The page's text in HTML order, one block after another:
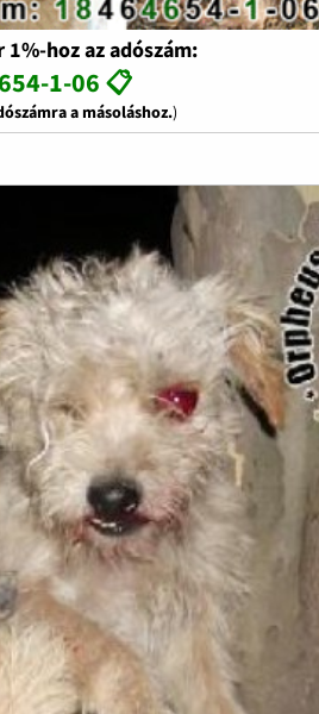
hoz az adószám:
1-06 📋
a másoláshoz.)